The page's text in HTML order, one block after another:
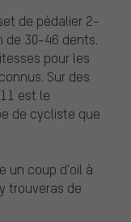
de pédalier 2-
de 30-46 dents.
pour les
Sur des
est le
de cycliste que
un coup d'oil à
trouveras de